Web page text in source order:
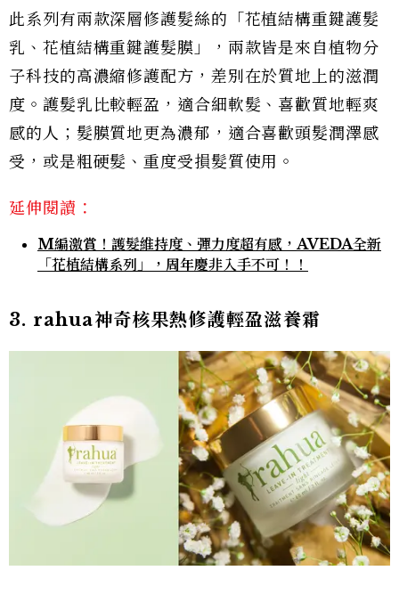
此系列有兩款深層修護髮絲的「花植結構重鍵護髮
乳、花植結構重鍵護髮膜」，兩款皆是來自植物分
子科技的高濃縮修護配方，差別在於質地上的滋潤
度。護髮乳比較輕盈，適合細軟髮、喜歡質地輕爽
感的人；髮膜質地更為濃郁，適合喜歡頭髮潤澤感
受，或是粗硬髮、重度受損髮質使用。
延伸閱讀：
M編激賞！護髮維持度、彈力度超有感，AVEDA全新
「花植結構系列」，周年慶非入手不可！！
3. rahua神奇核果熱修護輕盈滋養霜